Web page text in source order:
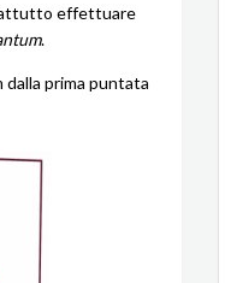
effettuare
.
dalla prima puntata